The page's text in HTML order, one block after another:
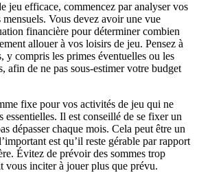
jeu efficace, commencez par analyser vos
mensuels. Vous devez avoir une vue
financière pour déterminer combien
allouer à vos loisirs de jeu. Pensez à
y compris les primes éventuelles ou les
afin de ne pas sous-estimer votre budget
fixe pour vos activités de jeu qui ne
essentielles. Il est conseillé de se fixer un
dépasser chaque mois. Cela peut être un
est qu’il reste gérable par rapport
Évitez de prévoir des sommes trop
vous inciter à jouer plus que prévu.